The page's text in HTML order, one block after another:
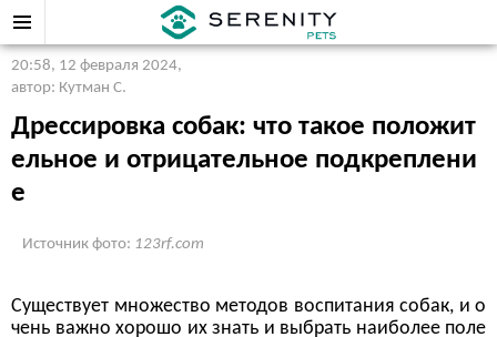
20:58, 12 февраля 2024,
автор: Кутман С.
Дрессировка собак: что такое положит
ельное и отрицательное подкреплени
е
Источник фото: 123rf.com
Существует множество методов воспитания собак, и о
чень важно хорошо их знать и выбрать наиболее поле